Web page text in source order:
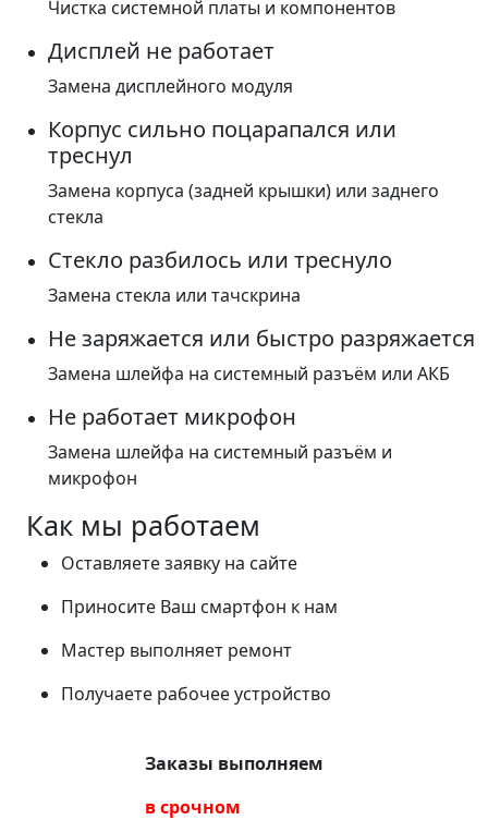
Чистка системной платы и компонентов
Дисплей не работает
Замена дисплейного модуля
Корпус сильно поцарапался или
треснул
Замена корпуса (задней крышки) или заднего
стекла
Стекло разбилось или треснуло
Замена стекла или тачскрина
Не заряжается или быстро разряжается
Замена шлейфа на системный разъём или АКБ
Не работает микрофон
Замена шлейфа на системный разъём и
микрофон
Как мы работаем
Оставляете заявку на сайте
Приносите Ваш смартфон к нам
Мастер выполняет ремонт
Получаете рабочее устройство
Заказы выполняем
в срочном